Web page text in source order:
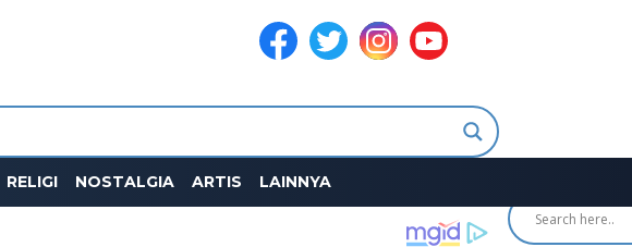
RELIGI NOSTALGIA ARTIS LAINNYA